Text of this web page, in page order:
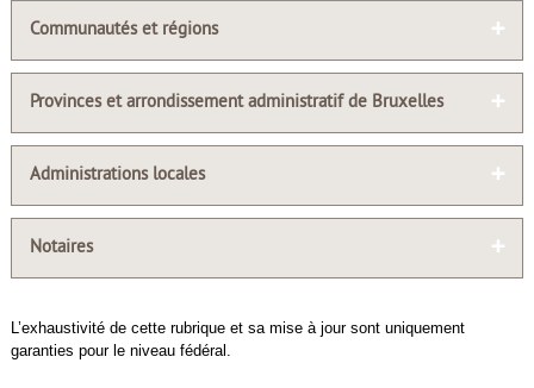
Communautés et régions
Provinces et arrondissement administratif de Bruxelles
Administrations locales
Notaires
L’exhaustivité de cette rubrique et sa mise à jour sont uniquement
garanties pour le niveau fédéral.